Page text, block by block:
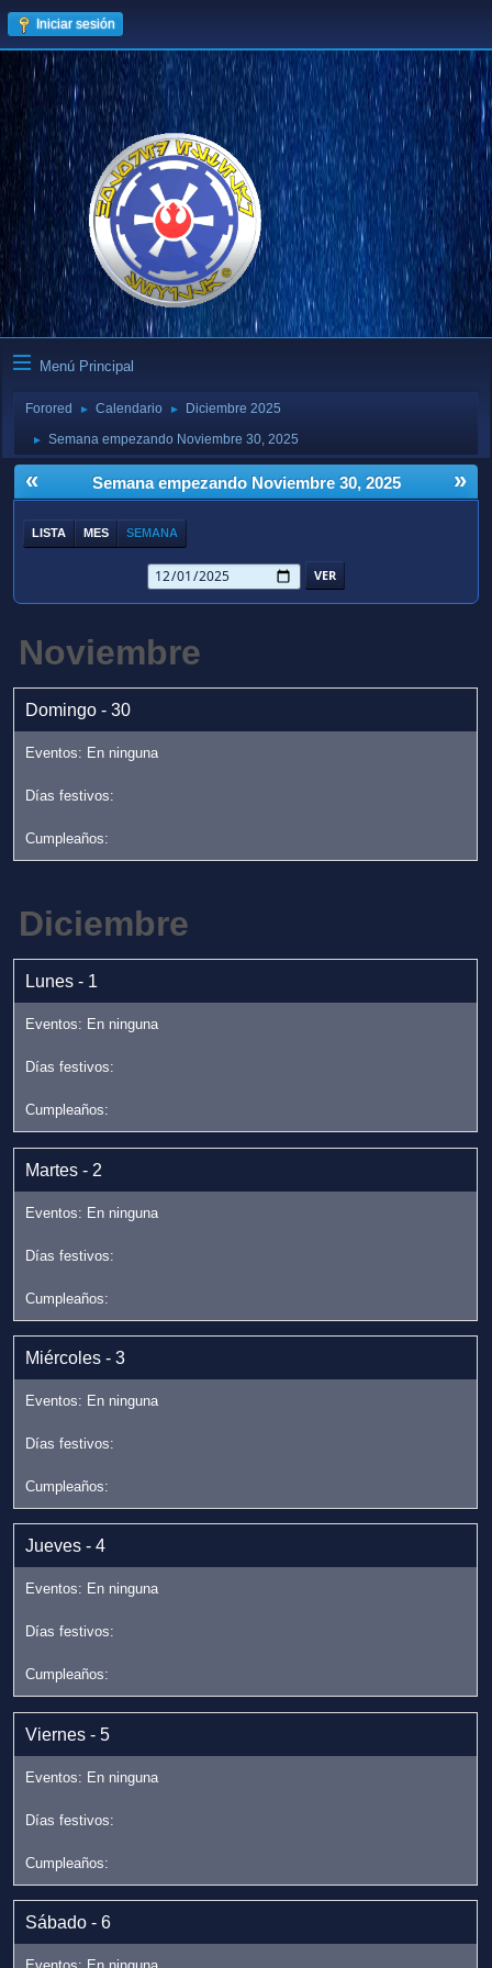
Iniciar sesión
Menú Principal
Forored ► Calendario ► Diciembre 2025
► Semana empezando Noviembre 30, 2025
« »
Semana empezando Noviembre 30, 2025
LISTA MES SEMANA
Noviembre
Domingo - 30
Diciembre
Lunes - 1
Martes - 2
Miércoles - 3
Jueves - 4
Viernes - 5
Sábado - 6